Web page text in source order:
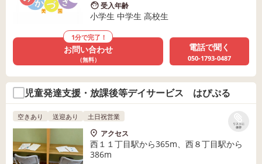
受入年齢
小学生 中学生 高校生
1分で完了！
お問い合わせ
（無料）
電話で聞く
050-1793-0487
児童発達支援・放課後等デイサービス はぴぷる
リストに
保存
空きあり 送迎あり 土日祝営業
アクセス
西１１丁目駅から365m、西８丁目駅から
386m